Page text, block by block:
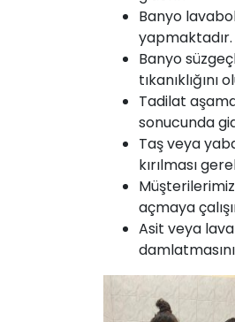
Banyo
yapmaktadır.
Banyo
tıkanıklığını
Tadilat
sonucunda
Taş veya
kırılması
açmaya
Asit veya